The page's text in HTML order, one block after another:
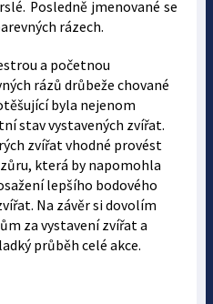
Posledně jmenované se
rázech.
a početnou
rázů drůbeže chované
byla nejenom
stav vystavených zvířat.
zvířat vhodné provést
která by napomohla
lepšího bodového
Na závěr si dovolím
za vystavení zvířat a
průběh celé akce.